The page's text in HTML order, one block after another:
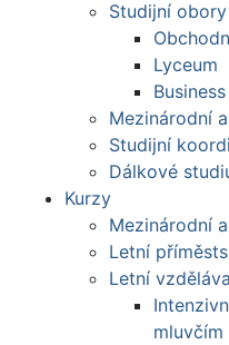
Studijní obory
Lyceum
Business
Mezinárodní
Studijní
Dálkové
Kurzy
Mezinárodní
Letní
Letní
mluvčím